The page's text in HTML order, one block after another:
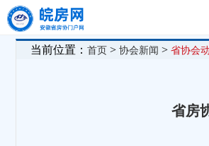
首
当前位置：首页 >协会新闻 >省协会
省房